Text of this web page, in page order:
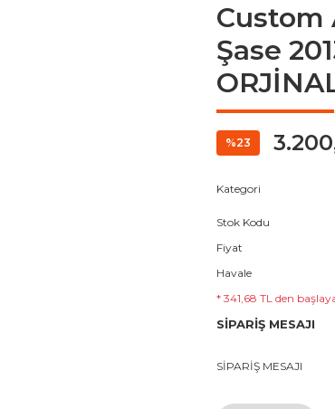
Custom
Şase
%23
Kategori
Stok Kodu
Fiyat
Havale
* 341,68 TL den
SİPARİŞ MESAJI
SİPARİŞ MESAJI